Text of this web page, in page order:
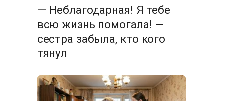
— Неблагодарная! Я тебе
всю жизнь помогала! —
сестра забыла, кто кого
тянул